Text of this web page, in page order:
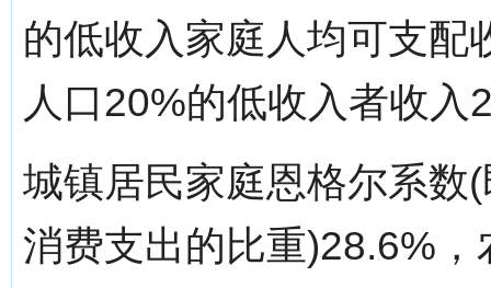
的低收入家庭人均可支配
人口20%的低收入者收
城镇居民家庭恩格尔系数
消费支出的比重)28.6%